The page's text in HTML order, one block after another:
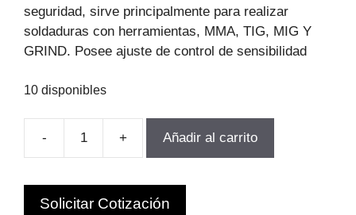
seguridad, sirve principalmente para realizar
soldaduras con herramientas, MMA, TIG, MIG Y
GRIND. Posee ajuste de control de sensibilidad
10 disponibles
-
MASCARA
FOTOSENSIBLE
DISENO
+ Añadir al carrito
Solicitar Cotización